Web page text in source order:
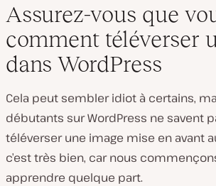
Assurez-vous que
comment téléverser
dans WordPress
Cela peut sembler idiot à certains,
débutants sur WordPress ne savent
téléverser une image mise en avant
c’est très bien, car nous
apprendre quelque part.